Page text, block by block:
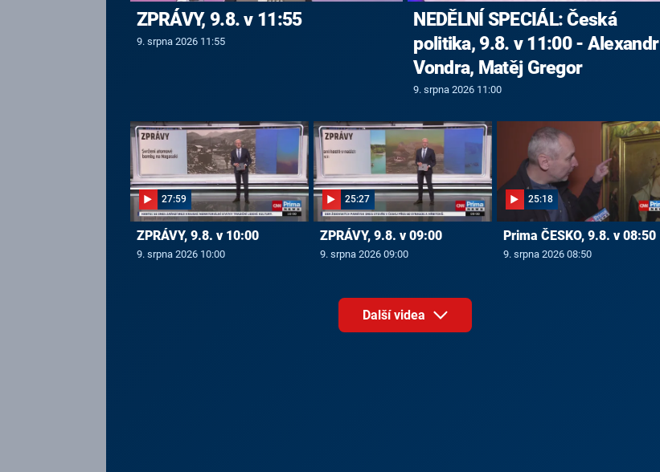
ZPRÁVY, 9.8. v 11:55
9. srpna 2026 11:55
NEDĚLNÍ SPECIÁL: Česká
politika, 9.8. v 11:00 - Alexandr
Vondra, Matěj Gregor
9. srpna 2026 11:00
27:59
ZPRÁVY, 9.8. v 10:00
9. srpna 2026 10:00
25:27
ZPRÁVY, 9.8. v 09:00
9. srpna 2026 09:00
25:18
Prima ČESKO, 9.8. v 08:50
9. srpna 2026 08:50
Další videa